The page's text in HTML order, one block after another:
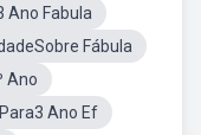
Ano Fabula
Fábula
Ano
Ano Ef